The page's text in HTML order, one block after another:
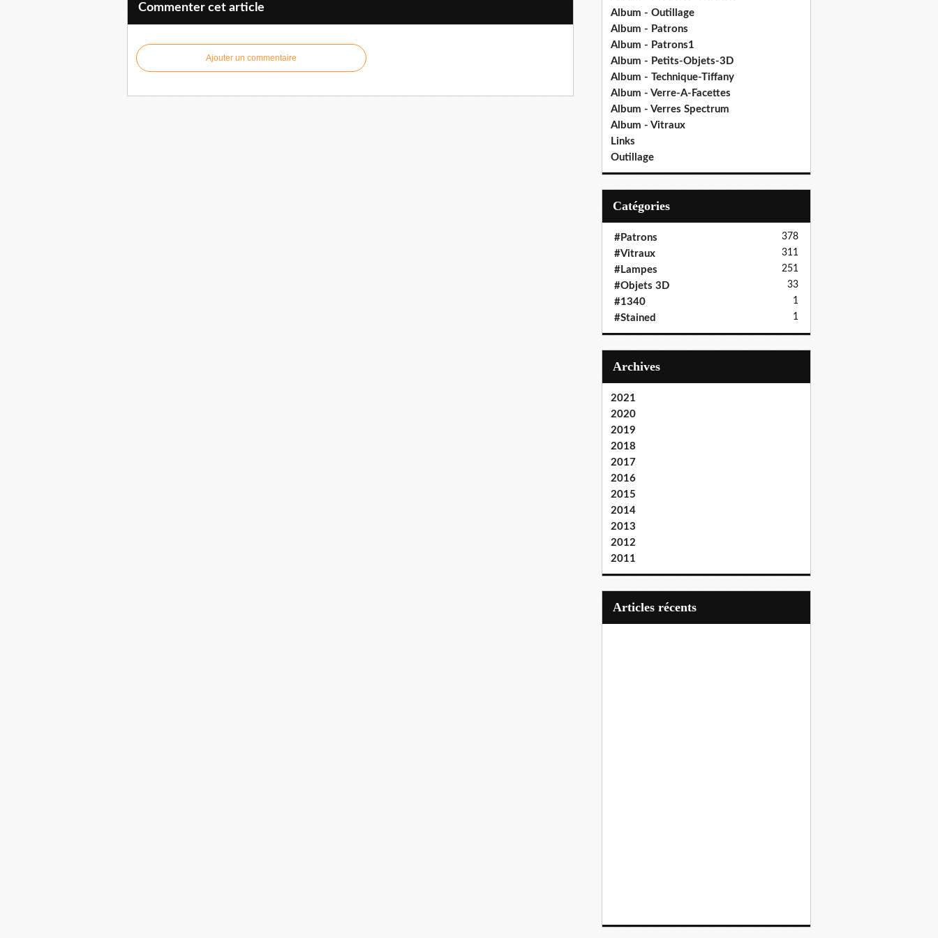
Commenter cet article
Ajouter un commentaire
Album - Outillage
Album - Patrons
Album - Patrons1
Album - Petits-Objets-3D
Album - Technique-Tiffany
Album - Verre-A-Facettes
Album - Verres Spectrum
Album - Vitraux
Links
Outillage
Catégories
#Patrons 378
#Vitraux 311
#Lampes 251
#Objets 3D 33
#1340 1
#Stained 1
Archives
2021
2020
2019
2018
2017
2016
2015
2014
2013
2012
2011
articles récents